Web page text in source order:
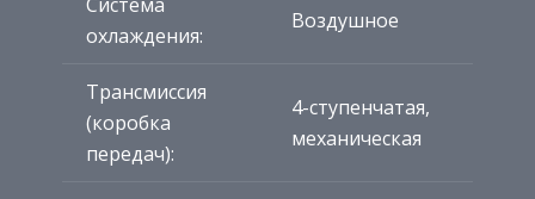
охлаждения:
Воздушное
Трансмиссия
(коробка
передач):
4-ступенчатая,
механическая